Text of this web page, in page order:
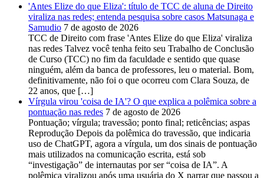
'Antes Elize do que Eliza': título de TCC de aluna de Direito
viraliza nas redes; entenda pesquisa sobre casos Matsunaga e
Samudio 7 de agosto de 2026
TCC de Direito com frase 'Antes Elize do que Eliza' viraliza
nas redes Talvez você tenha feito seu Trabalho de Conclusão
de Curso (TCC) no fim da faculdade e sentido que quase
ninguém, além da banca de professores, leu o material. Bom,
definitivamente, não foi o que ocorreu com Clara Souza, de
22 anos, que […]
Vírgula virou 'coisa de IA'? O que explica a polêmica sobre a
pontuação nas redes 7 de agosto de 2026
Pontuação; vírgula; travessão; ponto final; reticências; aspas
Reprodução Depois da polêmica do travessão, que indicaria
uso de ChatGPT, agora a vírgula, um dos sinais de pontuação
mais utilizados na comunicação escrita, está sob
“investigação” de internautas por ser “coisa de IA”. A
polêmica viralizou após uma usuária do X narrar que passou a